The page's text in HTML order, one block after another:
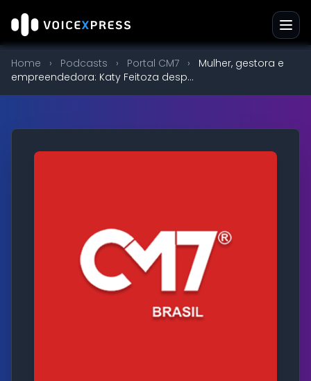
Home › Podcasts › Portal CM7 ›
Mulher, gestora e
empreendedora: Katy Feitoza desp...